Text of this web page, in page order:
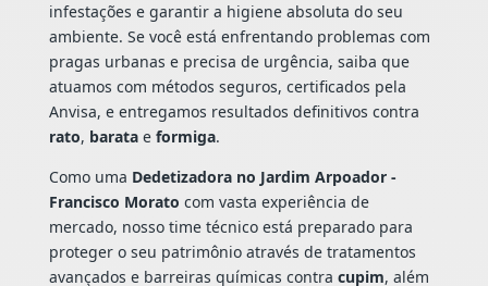
infestações e garantir a higiene absoluta do seu
ambiente. Se você está enfrentando problemas com
pragas urbanas e precisa de urgência, saiba que
atuamos com métodos seguros, certificados pela
Anvisa, e entregamos resultados definitivos contra
rato, baratae formiga.
Como uma Dedetizadora no Jardim Arpoador -
Francisco Morato com vasta experiência de
mercado, nosso time técnico está preparado para
proteger o seu patrimônio através de tratamentos
avançados e barreiras químicas contra cupim, além